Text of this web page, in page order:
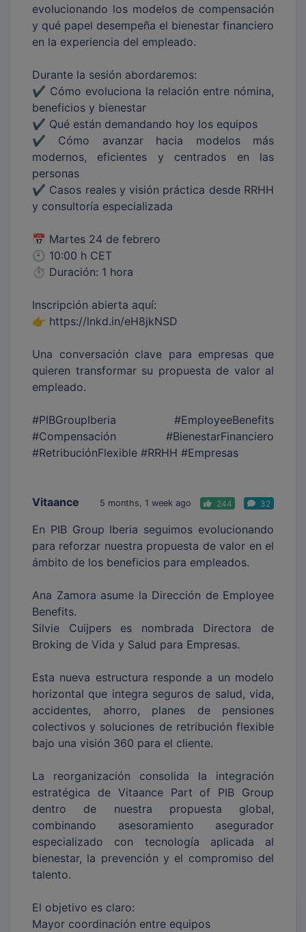
evolucionando los modelos de compensación
y qué papel desempeña el bienestar financiero
en la experiencia del empleado.
Durante la sesión abordaremos:
✔ Cómo evoluciona la relación entre nómina,
beneficios y bienestar
✔ Qué están demandando hoy los equipos
✔ Cómo avanzar hacia modelos más
modernos, eficientes y centrados en las
personas
✔ Casos reales y visión práctica desde RRHH
y consultoría especializada
📅 Martes 24 de febrero
🕙 10:00 h CET
⏱ Duración: 1 hora
Inscripción abierta aquí:
👉 https://lnkd.in/eH8jkNSD
Una conversación clave para empresas que
quieren transformar su propuesta de valor al
empleado.
#PIBGroupIberia #EmployeeBenefits
#Compensación #BienestarFinanciero
#RetribuciónFlexible #RRHH #Empresas
Vitaance 5 months, 1 week ago 244 32
En PIB Group Iberia seguimos evolucionando
para reforzar nuestra propuesta de valor en el
ámbito de los beneficios para empleados.
Ana Zamora asume la Dirección de Employee
Benefits.
Silvie Cuijpers es nombrada Directora de
Broking de Vida y Salud para Empresas.
Esta nueva estructura responde a un modelo
horizontal que integra seguros de salud, vida,
accidentes, ahorro, planes de pensiones
colectivos y soluciones de retribución flexible
bajo una visión 360 para el cliente.
La reorganización consolida la integración
estratégica de Vitaance Part of PIB Group
dentro de nuestra propuesta global,
combinando asesoramiento asegurador
especializado con tecnología aplicada al
bienestar, la prevención y el compromiso del
talento.
El objetivo es claro:
Mayor coordinación entre equipos